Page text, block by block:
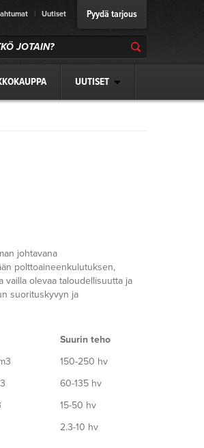
| Uutiset Pyydä tarjous
UUTISET
johtavana
polttoaineenkulutuksen,
vailla olevaa taloudellisuutta ja
suorituskyvyn ja
Suurin teho
150-250 hv
60-135 hv
15-50 hv
2.3-10 hv